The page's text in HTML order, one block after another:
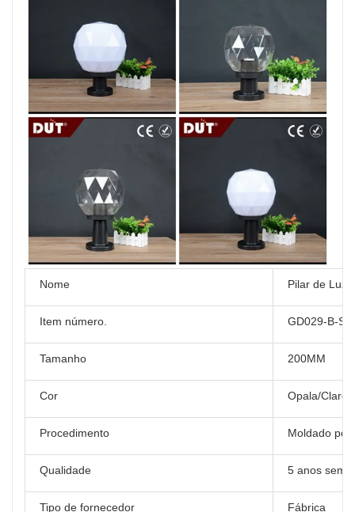
Nome Pilar de Luz
Item número. GD029-B-S1
Tamanho 200MM
Cor Opala/Claro
Procedimento Moldado por
Qualidade 5 anos sem
Tipo de fornecedor Fábrica